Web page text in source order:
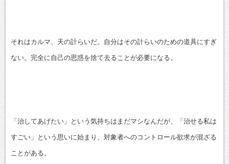
それはカルマ、天の計らいだ。自分はその計らいのための道具にすぎ
ない。完全に自己の思惑を捨て去ることが必要になる。
「治してあげたい」という気持ちはまだマシなんだが、「治せる私は
すごい」という思いに始まり、対象者へのコントロール欲求が混ざる
ことがある。